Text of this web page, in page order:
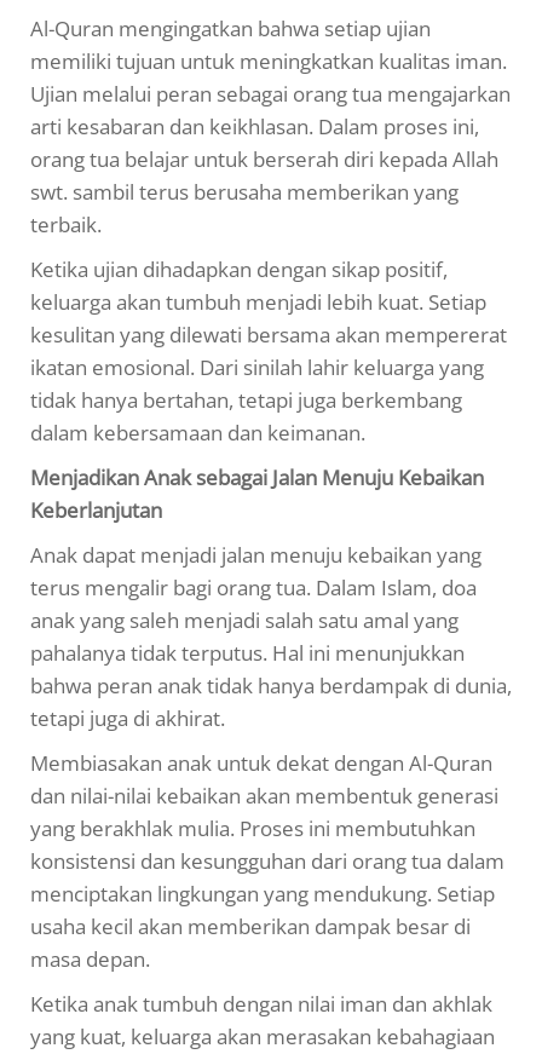
Al-Quran mengingatkan bahwa setiap ujian
memiliki tujuan untuk meningkatkan kualitas iman.
Ujian melalui peran sebagai orang tua mengajarkan
arti kesabaran dan keikhlasan. Dalam proses ini,
orang tua belajar untuk berserah diri kepada Allah
swt. sambil terus berusaha memberikan yang
terbaik.
Ketika ujian dihadapkan dengan sikap positif,
keluarga akan tumbuh menjadi lebih kuat. Setiap
kesulitan yang dilewati bersama akan mempererat
ikatan emosional. Dari sinilah lahir keluarga yang
tidak hanya bertahan, tetapi juga berkembang
dalam kebersamaan dan keimanan.
Menjadikan Anak sebagai Jalan Menuju Kebaikan
Keberlanjutan
Anak dapat menjadi jalan menuju kebaikan yang
terus mengalir bagi orang tua. Dalam Islam, doa
anak yang saleh menjadi salah satu amal yang
pahalanya tidak terputus. Hal ini menunjukkan
bahwa peran anak tidak hanya berdampak di dunia,
tetapi juga di akhirat.
Membiasakan anak untuk dekat dengan Al-Quran
dan nilai-nilai kebaikan akan membentuk generasi
yang berakhlak mulia. Proses ini membutuhkan
konsistensi dan kesungguhan dari orang tua dalam
menciptakan lingkungan yang mendukung. Setiap
usaha kecil akan memberikan dampak besar di
masa depan.
Ketika anak tumbuh dengan nilai iman dan akhlak
yang kuat, keluarga akan merasakan kebahagiaan